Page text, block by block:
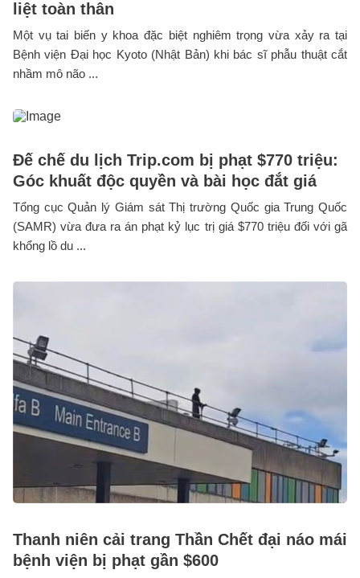
liệt toàn thân
Một vụ tai biến y khoa đặc biệt nghiêm trọng vừa xảy ra tại
Bệnh viện Đại học Kyoto (Nhật Bản) khi bác sĩ phẫu thuật cắt
nhầm mô não ...
Đế chế du lịch Trip.com bị phạt $770 triệu:
Góc khuất độc quyền và bài học đắt giá
Tổng cục Quản lý Giám sát Thị trường Quốc gia Trung Quốc
(SAMR) vừa đưa ra án phạt kỷ lục trị giá $770 triệu đối với gã
khổng lồ du ...
Thanh niên cải trang Thần Chết đại náo mái
bệnh viện bị phạt gần $600